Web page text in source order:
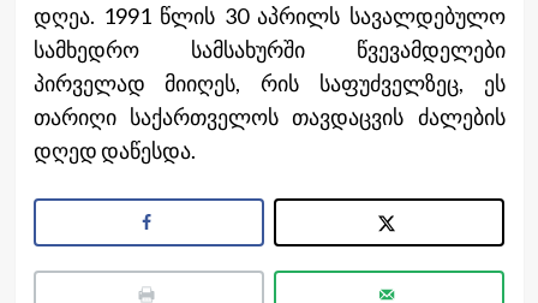
დღეა. 1991 წლის 30 აპრილს სავალდებულო
სამხედრო სამსახურში წვევამდელები
პირველად მიიღეს, რის საფუძველზეც, ეს
თარიღი საქართველოს თავდაცვის ძალების
დღედ დაწესდა.